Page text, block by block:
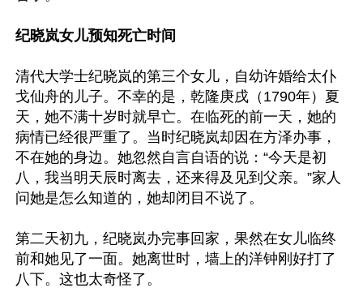
纪晓岚女儿预知死亡时间
清代大学士纪晓岚的第三个女儿，自幼许婚给太仆
戈仙舟的儿子。不幸的是，乾隆庚戌（1790年）夏
天，她不满十岁时就早亡。在临死的前一天，她的
病情已经很严重了。当时纪晓岚却因在方泽办事，
不在她的身边。她忽然自言自语的说：“今天是初
八，我当明天辰时离去，还来得及见到父亲。”家人
问她是怎么知道的，她却闭目不说了。
第二天初九，纪晓岚办完事回家，果然在女儿临终
前和她见了一面。她离世时，墙上的洋钟刚好打了
八下。这也太奇怪了。